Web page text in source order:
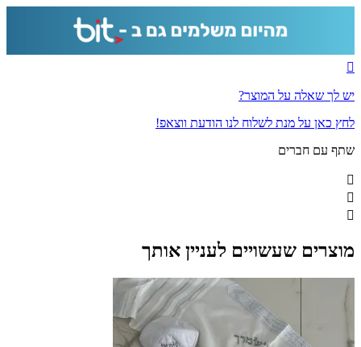
זכוכית
יש לך שאלה על המוצר?
לחץ כאן על מנת לשלוח לנו הודעת ווצאפ!
שתף עם חברים
מוצרים שעשויים לעניין אותך